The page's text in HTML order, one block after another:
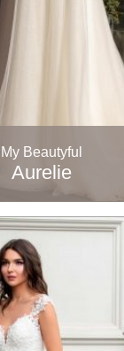
My Beautyful
Aurelie